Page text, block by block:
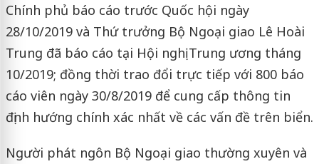
Chính phủ báo cáo trước Quốc hội ngày
28/10/2019 và Thứ trưởng Bộ Ngoại giao Lê Hoài
Trung đã báo cáo tại Hội nghị Trung ương tháng
10/2019; đồng thời trao đổi trực tiếp với 800 báo
cáo viên ngày 30/8/2019 để cung cấp thông tin
định hướng chính xác nhất về các vấn đề trên biển.
Người phát ngôn Bộ Ngoại giao thường xuyên và